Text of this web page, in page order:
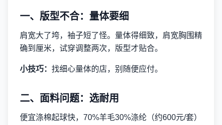
一、版型不合：量体要细
肩宽大了垮，袖子短了怪。量体得细致，肩宽胸围精
确到厘米，试穿调整两次，版型才贴合。
小技巧： 找细心量体的店，别随便应付。
二、面料问题：选耐用
便宜涤棉起球快，70%羊毛30%涤纶（约600元/套）